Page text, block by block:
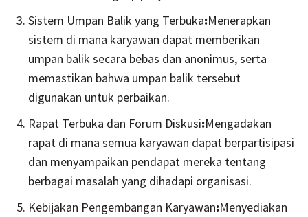
Sistem Umpan Balik yang Terbuka:Menerapkan
sistem di mana karyawan dapat memberikan
umpan balik secara bebas dan anonimus, serta
memastikan bahwa umpan balik tersebut
digunakan untuk perbaikan.
Rapat Terbuka dan Forum Diskusi:Mengadakan
rapat di mana semua karyawan dapat berpartisipasi
dan menyampaikan pendapat mereka tentang
berbagai masalah yang dihadapi organisasi.
Kebijakan Pengembangan Karyawan:Menyediakan